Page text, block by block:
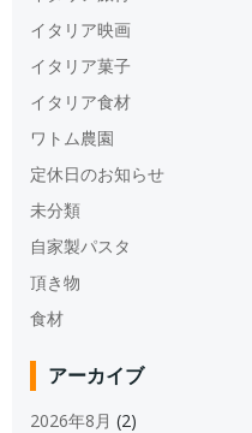
イタリア映画
イタリア菓子
イタリア食材
ワトム農園
定休日のお知らせ
未分類
自家製パスタ
頂き物
食材
アーカイブ
2026年8月 (2)